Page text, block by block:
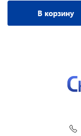
В корзину